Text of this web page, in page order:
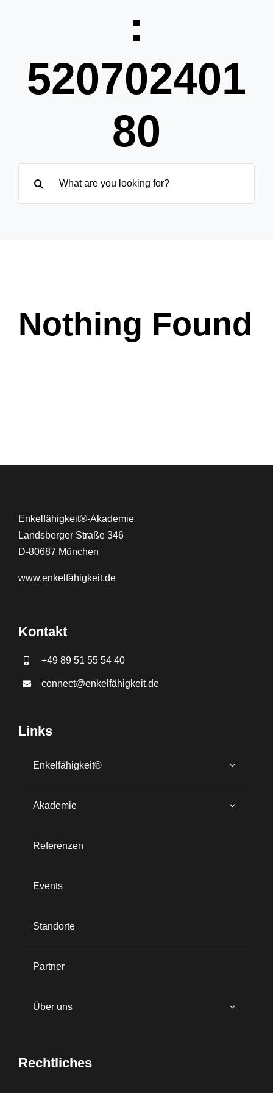
Über uns
:
520702401
80
nach:
Nothing Found
Enkelfähigkeit®-Akademie
Landsberger Straße 346
D-80687 München
www.enkelfähigkeit.de
Kontakt
+49 89 51 55 54 40
connect@enkelfähigkeit.de
Links
Enkelfähigkeit®
Akademie
Referenzen
Events
Standorte
Partner
Über uns
Rechtliches